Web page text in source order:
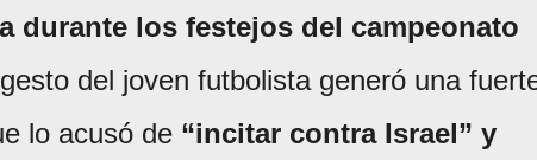
durante los festejos del campeonato
del joven futbolista generó una
lo acusó de “incitar contra Israel” y